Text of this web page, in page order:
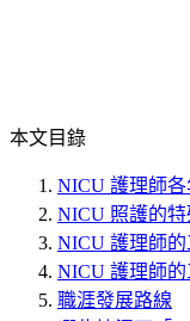
本文目錄
NICU 護理師各
NICU 照護的特
NICU 護理師
NICU 護理師
職涯發展路線